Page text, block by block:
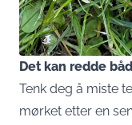
Det kan redde
Tenk deg å miste
mørket etter en